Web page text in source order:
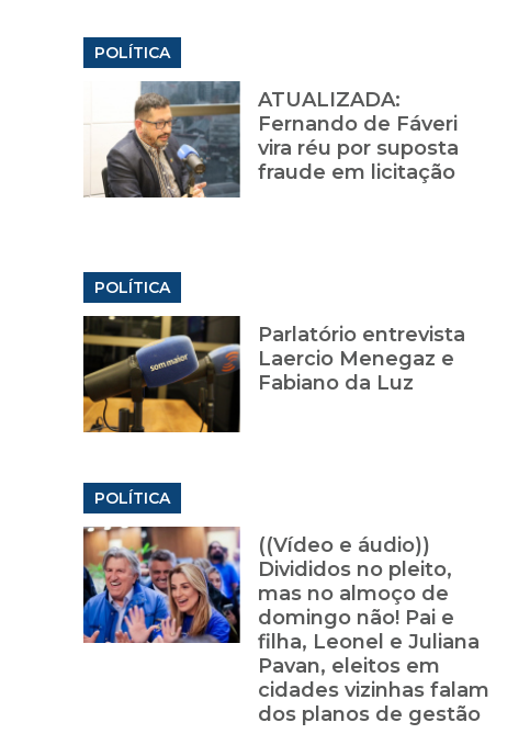
POLÍTICA
ATUALIZADA:
Fernando de Fáveri
vira réu por suposta
fraude em licitação
POLÍTICA
Parlatório entrevista
Laercio Menegaz e
Fabiano da Luz
POLÍTICA
((Vídeo e áudio))
Divididos no pleito,
mas no almoço de
domingo não! Pai e
filha, Leonel e Juliana
Pavan, eleitos em
cidades vizinhas falam
dos planos de gestão